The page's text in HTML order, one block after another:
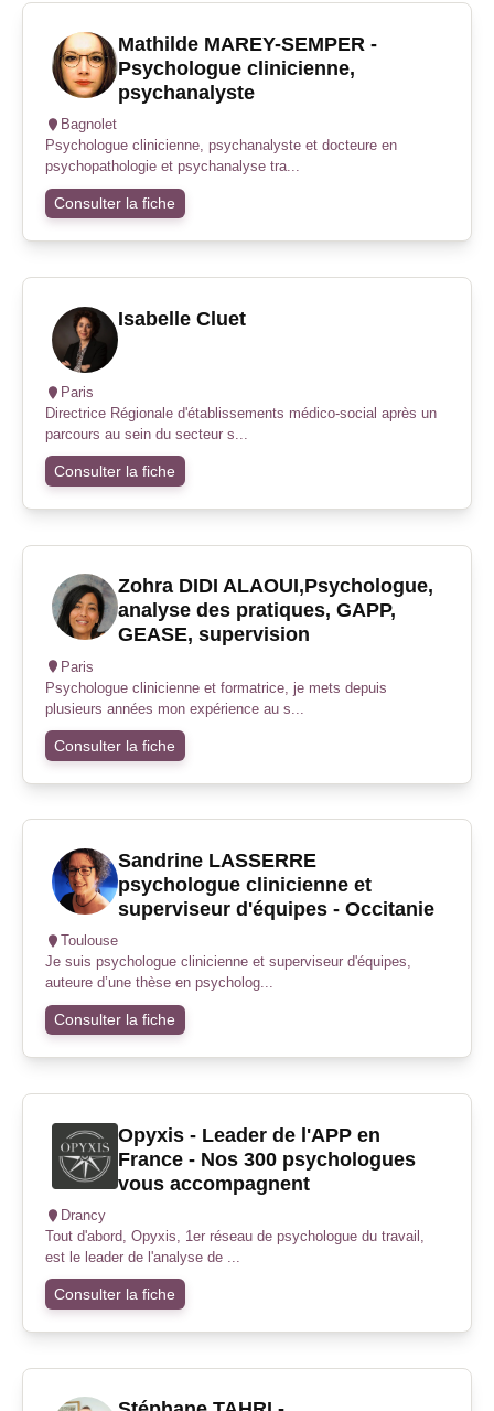
Mathilde MAREY-SEMPER -
Psychologue clinicienne,
psychanalyste
Bagnolet
Psychologue clinicienne, psychanalyste et docteure en
psychopathologie et psychanalyse tra...
Consulter la fiche
Isabelle Cluet
Paris
Directrice Régionale d'établissements médico-social après un
parcours au sein du secteur s...
Consulter la fiche
Zohra DIDI ALAOUI,Psychologue,
analyse des pratiques, GAPP,
GEASE, supervision
Paris
Psychologue clinicienne et formatrice, je mets depuis
plusieurs années mon expérience au s...
Consulter la fiche
Sandrine LASSERRE
psychologue clinicienne et
superviseur d'équipes - Occitanie
Toulouse
Je suis psychologue clinicienne et superviseur d'équipes,
auteure d’une thèse en psycholog...
Consulter la fiche
Opyxis - Leader de l'APP en
France - Nos 300 psychologues
vous accompagnent
Drancy
Tout d'abord, Opyxis, 1er réseau de psychologue du travail,
est le leader de l'analyse de ...
Consulter la fiche